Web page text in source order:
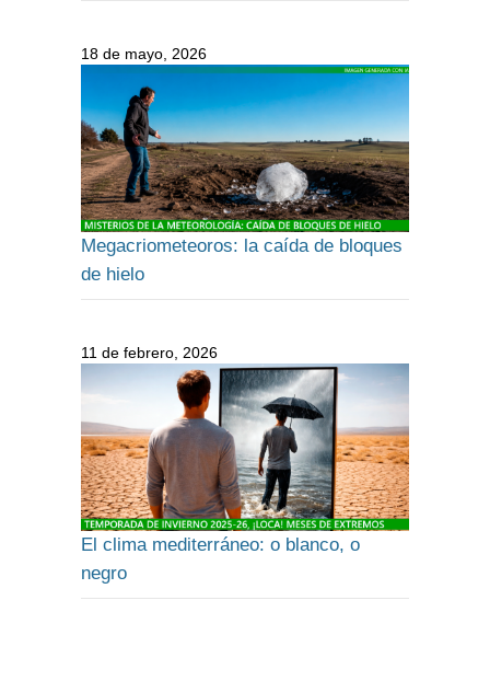
18 de mayo, 2026
Megacriometeoros: la caída de bloques
de hielo
11 de febrero, 2026
El clima mediterráneo: o blanco, o
negro